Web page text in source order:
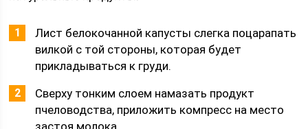
Лист белокочанной капусты слегка поцарапать
вилкой с той стороны, которая будет
прикладываться к груди.
Сверху тонким слоем намазать продукт
пчеловодства, приложить компресс на место
застоя молока.